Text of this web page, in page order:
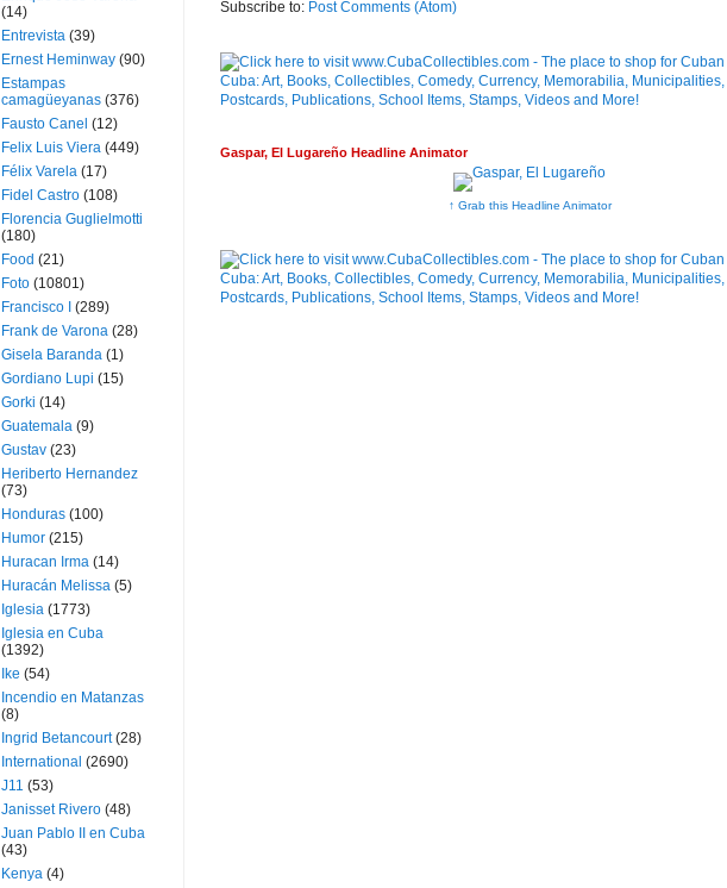
Subscribe to: Post Comments (Atom)
Gaspar, El Lugareño Headline Animator
↑ Grab this Headline Animator
(14)
Entrevista (39)
Ernest Heminway (90)
Estampas
camagüeyanas (376)
Fausto Canel (12)
Felix Luis Viera (449)
Félix Varela (17)
Fidel Castro (108)
Florencia Guglielmotti
(180)
Food (21)
Foto (10801)
Francisco I
(289)
Frank de Varona (28)
Gisela Baranda (1)
Gordiano Lupi (15)
Gorki (14)
Guatemala (9)
Gustav (23)
Heriberto Hernandez
(73)
Honduras (100)
Humor (215)
Huracan Irma (14)
Huracán Melissa (5)
Iglesia (1773)
Iglesia en Cuba
(1392)
Ike (54)
Incendio en Matanzas
(8)
Ingrid Betancourt (28)
International (2690)
J11 (53)
Janisset Rivero (48)
Juan Pablo II en Cuba
(43)
Kenya (4)